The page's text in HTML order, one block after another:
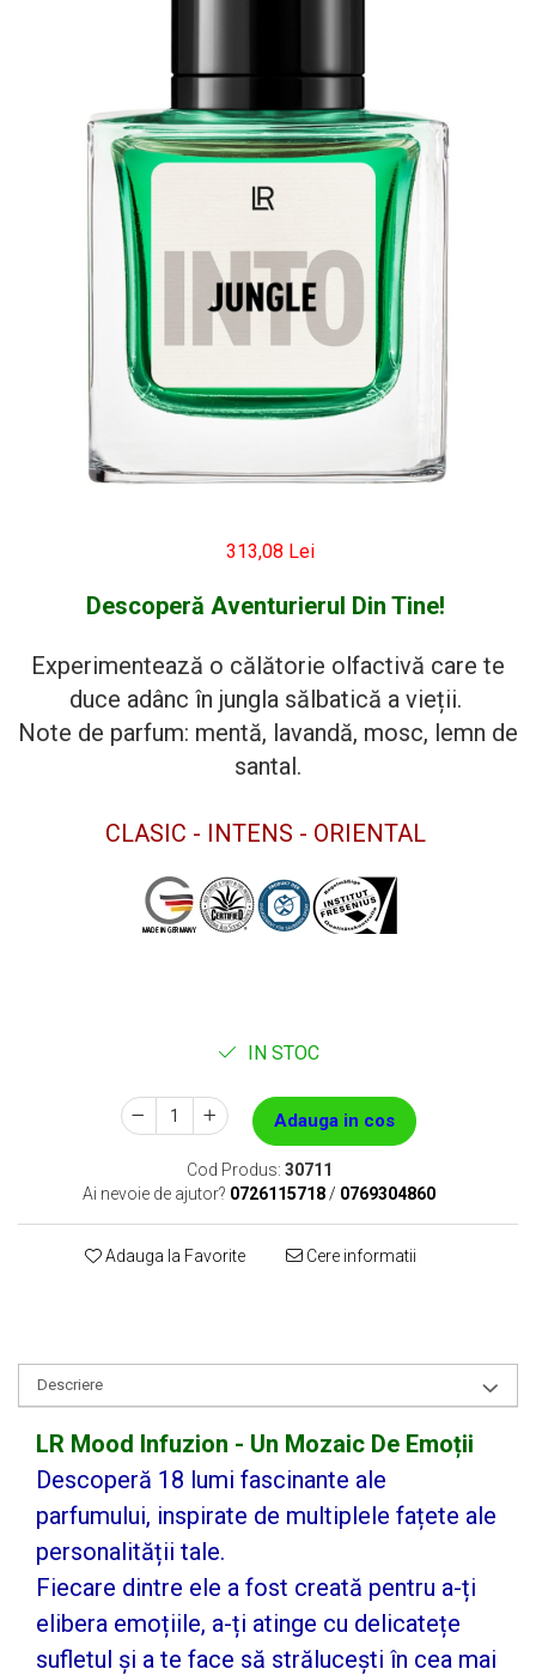
ÎMBĂTRÂNIRE
LR ZEITGARD SISTEMUL DE CURĂŢARE
LR ZEITGARD ÎNGRIJIRE SPECIALĂ
LR ZEITGARD ÎNGRIJIREA TENULUI
PROTECŢIE SOLARĂ
ÎNGRIJIRE BEBELUȘI ȘI COPII
ÎNGRIJIRE DENTARĂ
ÎNGRIJIRE PENTRU BĂRBAŢI
ÎNGRIJIREA & CURĂŢAREA
CORPULUI
ÎNGRIJIREA PĂRULUI
313,08 Lei
Descoperă Aventurierul Din Tine!
Experimentează o călătorie olfactivă care te
duce adânc în jungla sălbatică a vieții.
Note de parfum: mentă, lavandă, mosc, lemn de
santal.
CLASIC - INTENS - ORIENTAL
IN STOC
Adauga in cos
Cod Produs: 30711
Ai nevoie de ajutor? 0726115718 / 0769304860
Adauga la Favorite Cere informatii
Descriere
LR Mood Infuzion - Un Mozaic De Emoții
Descoperă 18 lumi fascinante ale
parfumului, inspirate de multiplele fațete ale
personalității tale.
Fiecare dintre ele a fost creată pentru a-ți
elibera emoțiile, a-ți atinge cu delicatețe
sufletul și a te face să strălucești în cea mai